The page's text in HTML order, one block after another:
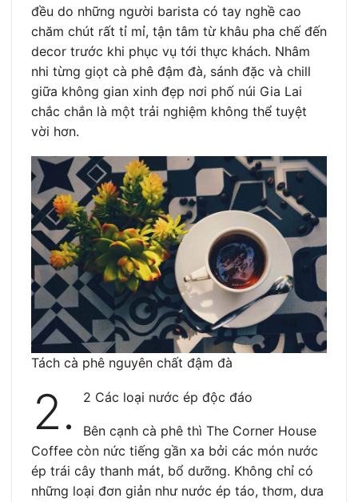
đều do những người barista có tay nghề cao
chăm chút rất tỉ mỉ, tận tâm từ khâu pha chế đến
decor trước khi phục vụ tới thực khách. Nhâm
nhi từng giọt cà phê đậm đà, sánh đặc và chill
giữa không gian xinh đẹp nơi phố núi Gia Lai
chắc chắn là một trải nghiệm không thể tuyệt
vời hơn.
Tách cà phê nguyên chất đậm đà
2. 2 Các loại nước ép độc đáo
Bên cạnh cà phê thì The Corner House
Coffee còn nức tiếng gần xa bởi các món nước
ép trái cây thanh mát, bổ dưỡng. Không chỉ có
những loại đơn giản như nước ép táo, thơm, dưa